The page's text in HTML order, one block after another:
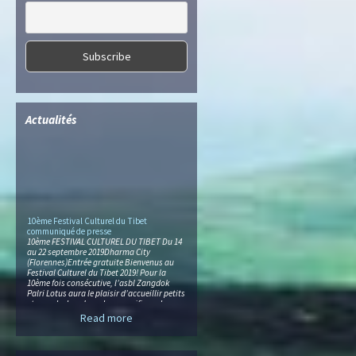
Actualités
10ème Festival Culturel du Tibet
communiqué de presse
10ème FESTIVAL CULTUREL DU TIBET Du 14
au 22 septembre 2019Dharma City
(Florennes)Entrée gratuite Bienvenus au
Festival Culturel du Tibet 2019! Pour la
10ème fois consécutive, l’asbl Zangdok
Palri Lotus aura le plaisir d’accueillir petits
et grands dans le cadre magnifique de
Dharma City pour des journées
exceptionnelles de rencontres et de
Losar 2019 communiqué de presse
Read more